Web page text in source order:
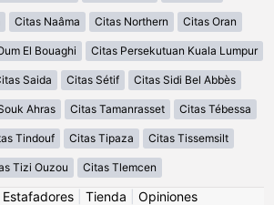
Citas Naâma Citas Northern Citas Oran
El Bouaghi Citas Persekutuan Kuala Lumpur
Saida Citas Sétif Citas Sidi Bel Abbès
Ahras Citas Tamanrasset Citas Tébessa
Tindouf Citas Tipaza Citas Tissemsilt
Tizi Ouzou Citas Tlemcen
Estafadores Tienda
Opiniones